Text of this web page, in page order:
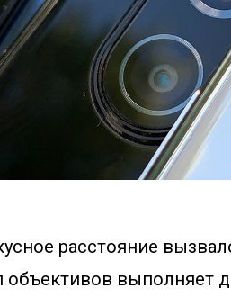
расстояние
объективов выполняет